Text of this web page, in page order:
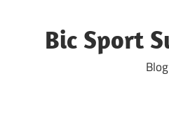
contentBic Sport
Blog